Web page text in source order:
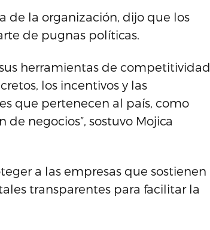
de la organización, dijo que los
de pugnas políticas.
herramientas de competitividad
los incentivos y las
que pertenecen al país, como
negocios”, sostuvo Mojica
a las empresas que sostienen
transparentes para facilitar la